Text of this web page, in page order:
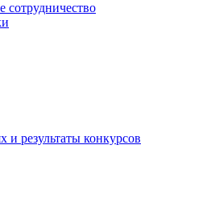
сотрудничество
и результаты конкурсов